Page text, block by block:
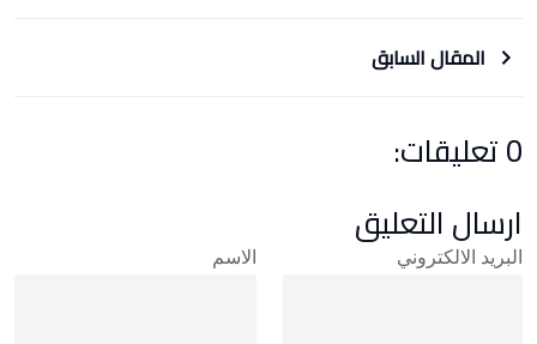
المقال السابق
0 تعليقات:
ارسال التعليق
الاسم البريد الالكتروني